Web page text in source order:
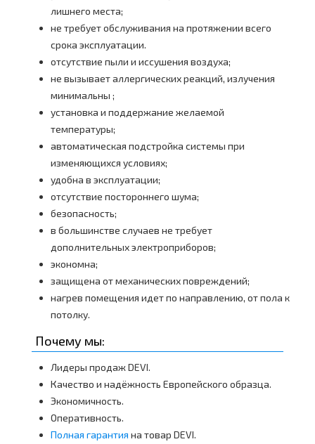
лишнего места;
не требует обслуживания на протяжении всего
срока эксплуатации.
отсутствие пыли и иссушения воздуха;
не вызывает аллергических реакций, излучения
минимальны ;
установка и поддержание желаемой
температуры;
автоматическая подстройка системы при
изменяющихся условиях;
удобна в эксплуатации;
отсутствие постороннего шума;
безопасность;
в большинстве случаев не требует
дополнительных электроприборов;
экономна;
защищена от механических повреждений;
нагрев помещения идет по направлению, от пола к
потолку.
Почему мы:
Лидеры продаж DEVI.
Качество и надёжность Европейского образца.
Экономичность.
Оперативность.
Полная гарантия на товар DEVI.